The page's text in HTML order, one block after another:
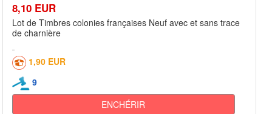
8,10 EUR
Lot de Timbres colonies françaises Neuf avec et sans trace
de charnière
1,90 EUR
9
ENCHÉRIR